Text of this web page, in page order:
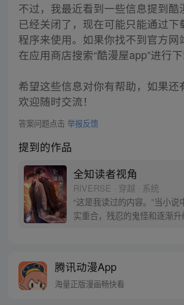
不过，我最近看到一些信息提到酷
已经关闭了，现在可能只能通过下
程序来使用。如果你找不到官方网
在应用商店搜索“酷漫屋app”进行下
希望这些信息对你有帮助，如果还
欢迎随时交流！
答案问题点击 举报反馈
提到的作品
全知读者视角
RIVERSE · 穿越 · 系统
“这是我读过的内容。”当小说
实重合，残忍的鬼怪和逐渐
备愈发明显，神秘的背后星
金独子将做出如何的选择，
腾讯动漫App
海量正版漫画畅快看